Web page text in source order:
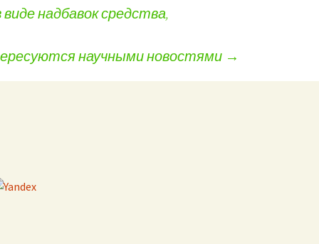
надбавок средства,
научными новостями →